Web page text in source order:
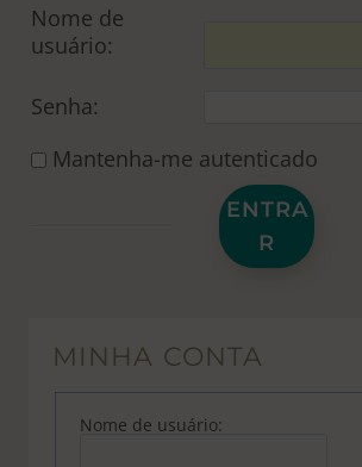
Nome de
usuário:
Senha:
Mantenha-me autenticado
ENTRA
R
MINHA CONTA
Nome de usuário: